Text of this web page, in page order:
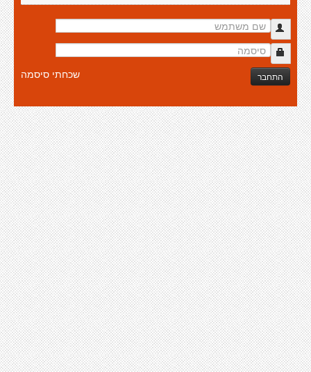
התחבר שכחתי סיסמה